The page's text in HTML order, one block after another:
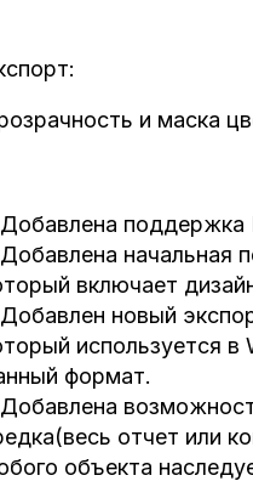
и маска
поддержка
начальная
включает
новый
используется в
формат.
отчет или
объекта